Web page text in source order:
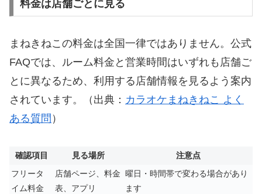
料金は店舗ごとに見る
まねきねこの料金は全国一律ではありません。公式
FAQでは、ルーム料金と営業時間はいずれも店舗ご
とに異なるため、利用する店舗情報を見るよう案内
されています。（出典： カラオケまねきねこ よく
ある質問 ）
確認項目 見る場所
注意点
フリータ
イム料金
店舗ページ、料金
表、アプリ
曜日・時間帯で変わる場合があり
ます